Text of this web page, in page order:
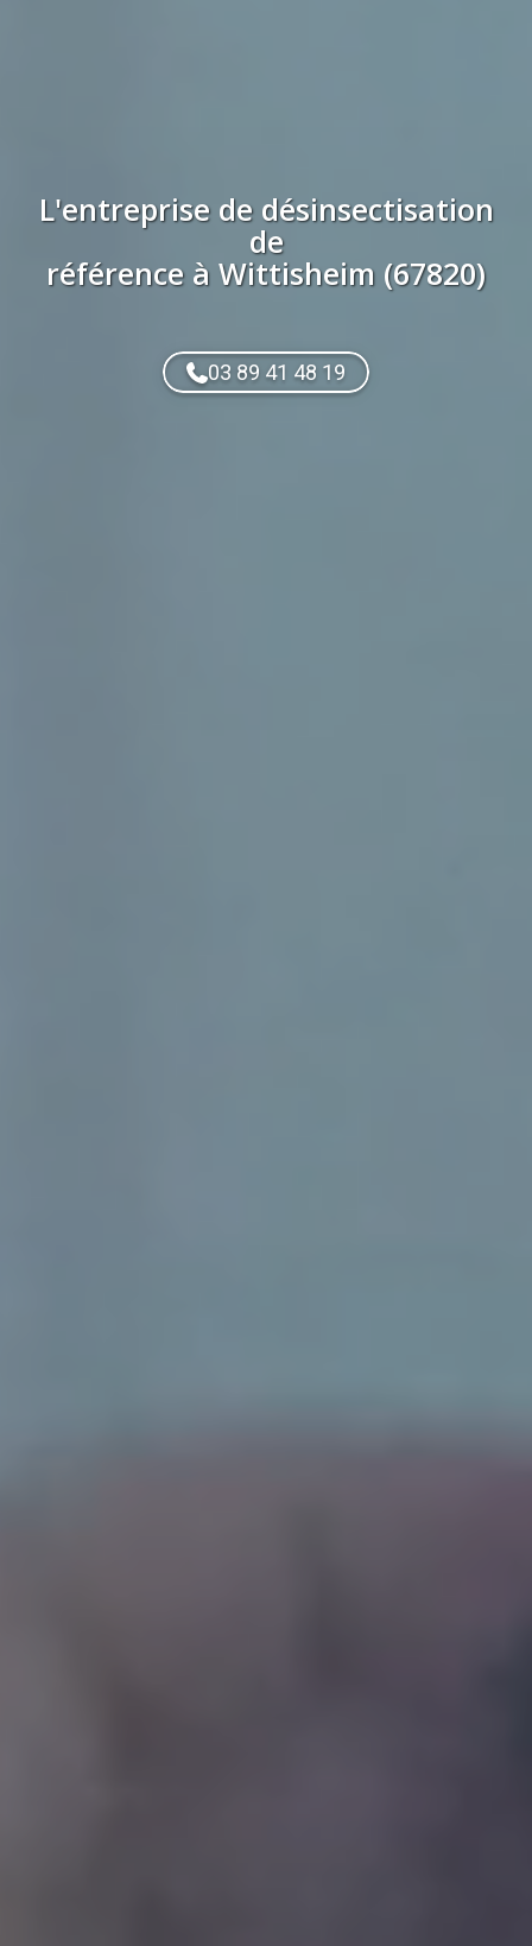
L'entreprise de désinsectisation
de
référence à Wittisheim (67820)
03 89 41 48 19